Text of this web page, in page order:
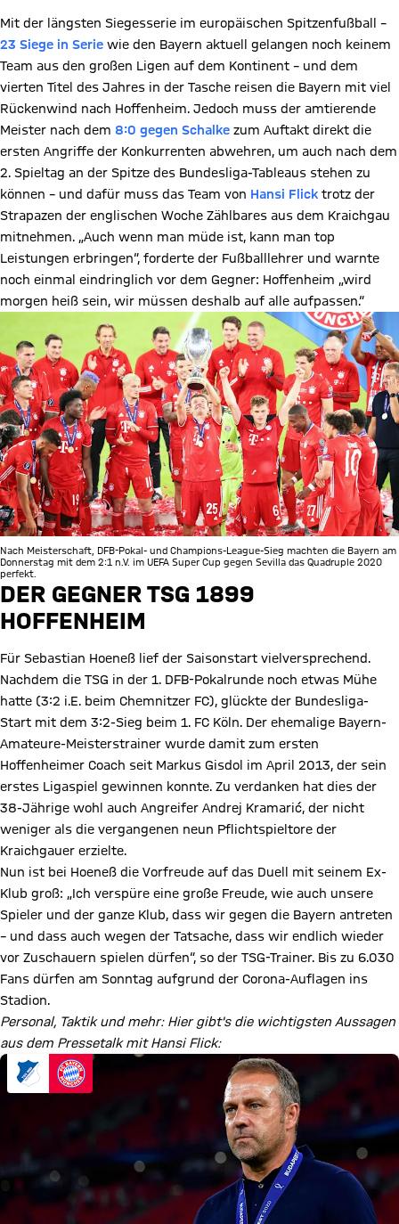
Mit der längsten Siegesserie im europäischen Spitzenfußball –
23 Siege in Serie wie den Bayern aktuell gelangen noch keinem
Team aus den großen Ligen auf dem Kontinent – und dem
vierten Titel des Jahres in der Tasche reisen die Bayern mit viel
Rückenwind nach Hoffenheim. Jedoch muss der amtierende
Meister nach dem 8:0 gegen Schalke zum Auftakt direkt die
ersten Angriffe der Konkurrenten abwehren, um auch nach dem
2. Spieltag an der Spitze des Bundesliga-Tableaus stehen zu
können – und dafür muss das Team von Hansi Flick trotz der
Strapazen der englischen Woche Zählbares aus dem Kraichgau
mitnehmen. „Auch wenn man müde ist, kann man top
Leistungen erbringen“, forderte der Fußballlehrer und warnte
noch einmal eindringlich vor dem Gegner: Hoffenheim „wird
morgen heiß sein, wir müssen deshalb auf alle aufpassen.“
Nach Meisterschaft, DFB-Pokal- und Champions-League-Sieg machten die Bayern am
Donnerstag mit dem 2:1 n.V. im UEFA Super Cup gegen Sevilla das Quadruple 2020
perfekt.
DER GEGNER TSG 1899
HOFFENHEIM
Für Sebastian Hoeneß lief der Saisonstart vielversprechend.
Nachdem die TSG in der 1. DFB-Pokalrunde noch etwas Mühe
hatte (3:2 i.E. beim Chemnitzer FC), glückte der Bundesliga-
Start mit dem 3:2-Sieg beim 1. FC Köln. Der ehemalige Bayern-
Amateure-Meisterstrainer wurde damit zum ersten
Hoffenheimer Coach seit Markus Gisdol im April 2013, der sein
erstes Ligaspiel gewinnen konnte. Zu verdanken hat dies der
38-Jährige wohl auch Angreifer Andrej Kramarić, der nicht
weniger als die vergangenen neun Pflichtspieltore der
Kraichgauer erzielte.
Nun ist bei Hoeneß die Vorfreude auf das Duell mit seinem Ex-
Klub groß: „Ich verspüre eine große Freude, wie auch unsere
Spieler und der ganze Klub, dass wir gegen die Bayern antreten
– und dass auch wegen der Tatsache, dass wir endlich wieder
vor Zuschauern spielen dürfen“, so der TSG-Trainer. Bis zu 6.030
Fans dürfen am Sonntag aufgrund der Corona-Auflagen ins
Stadion.
Personal, Taktik und mehr: Hier gibt's die wichtigsten Aussagen
aus dem Pressetalk mit Hansi Flick: